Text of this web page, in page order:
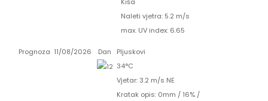
Naleti vjetra: 5.2 m/s
max. UV index: 6.65
Prognoza 11/08/2026 Dan
Pljuskovi
34°C
Vjetar: 3.2 m/s NE
Kratak opis: 0mm / 16%/